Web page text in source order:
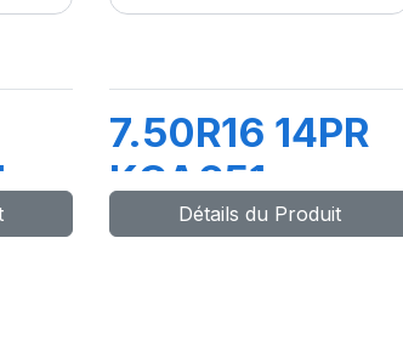
7.50R16 14PR
KCA651
122/118M +CH
Détails du Produit